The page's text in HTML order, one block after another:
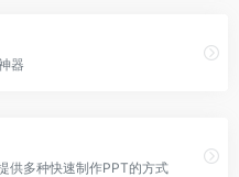
器
供多种快速制作PPT的方式